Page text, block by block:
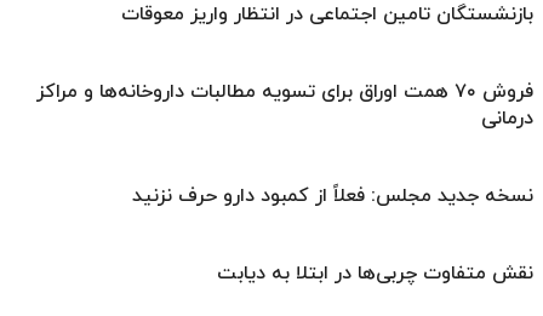
بازنشستگان تامین اجتماعی در انتظار واریز معوقات
فروش ۷۰ همت اوراق برای تسویه مطالبات داروخانه‌ها و مراکز
درمانی
نسخه جدید مجلس: فعلاً از کمبود دارو حرف نزنید
نقش متفاوت چربی‌ها در ابتلا به دیابت